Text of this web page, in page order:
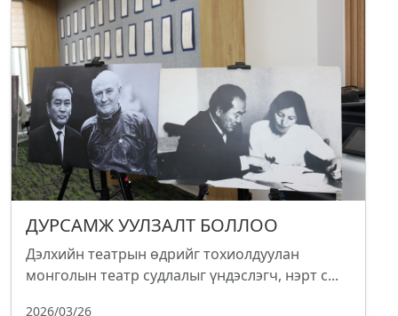
ДУРСАМЖ УУЛЗАЛТ БОЛЛОО
Дэлхийн театрын өдрийг тохиолдуулан
монголын театр судлалыг үндэслэгч, нэрт с...
2026/03/26